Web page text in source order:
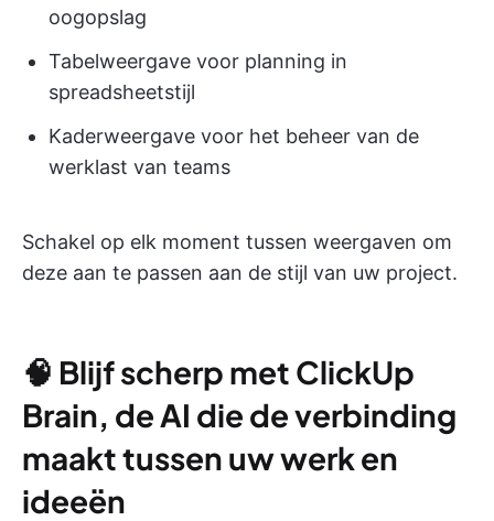
oogopslag
Tabelweergave voor planning in
spreadsheetstijl
Kaderweergave voor het beheer van de
werklast van teams
Schakel op elk moment tussen weergaven om
deze aan te passen aan de stijl van uw project.
🧠 Blijf scherp met ClickUp
Brain, de AI die de verbinding
maakt tussen uw werk en
ideeën